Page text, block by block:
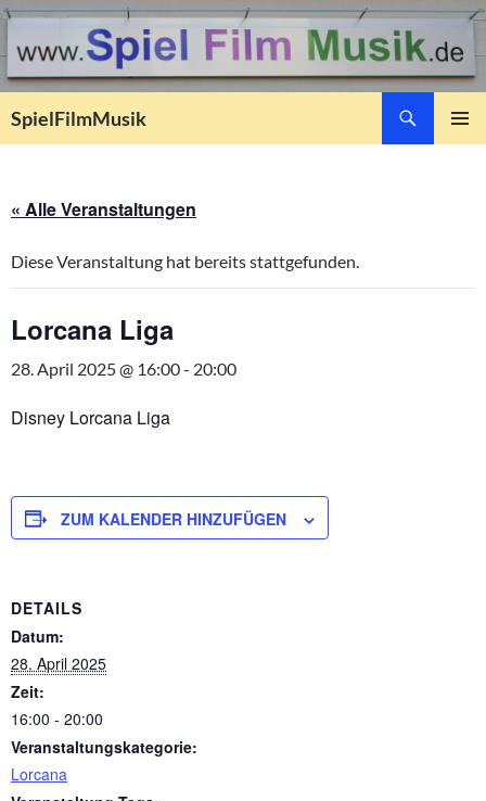
SpielFilmMusik
« Alle Veranstaltungen
Diese Veranstaltung hat bereits stattgefunden.
Lorcana Liga
28. April 2025 @ 16:00- 20:00
Disney Lorcana Liga
ZUM KALENDER HINZUFÜGEN
DETAILS
Datum:
28. April 2025
Zeit:
16:00 - 20:00
Veranstaltungskategorie:
Lorcana